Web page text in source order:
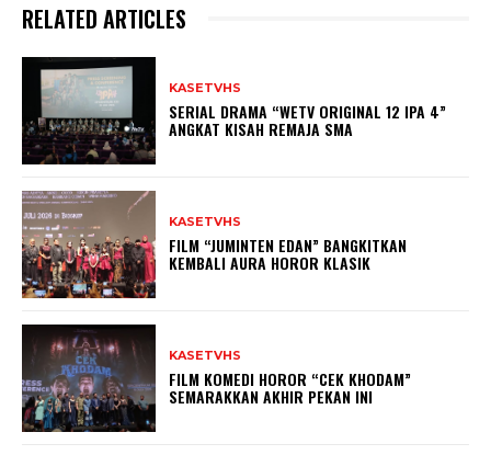
RELATED ARTICLES
KASETVHS
SERIAL DRAMA “WETV ORIGINAL 12 IPA 4”
ANGKAT KISAH REMAJA SMA
KASETVHS
FILM “JUMINTEN EDAN” BANGKITKAN
KEMBALI AURA HOROR KLASIK
KASETVHS
FILM KOMEDI HOROR “CEK KHODAM”
SEMARAKKAN AKHIR PEKAN INI